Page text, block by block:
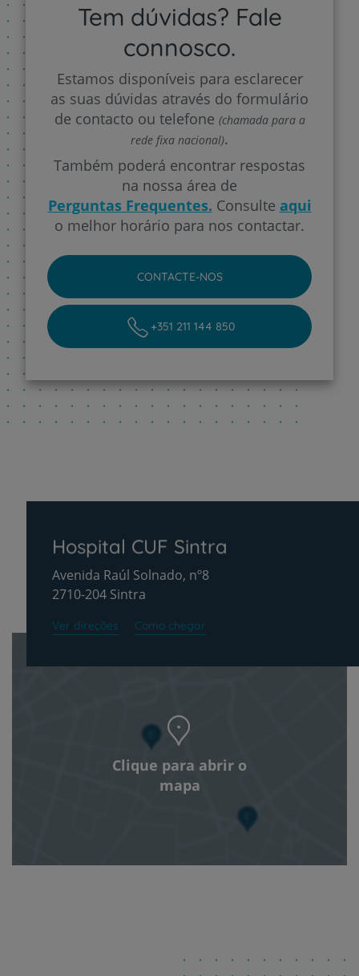
Tem dúvidas? Fale
connosco.
Estamos disponíveis para esclarecer
as suas dúvidas através do formulário
de contacto ou telefone (chamada para a
rede fixa nacional).
Também poderá encontrar respostas
na nossa área de
Perguntas Frequentes. Consulte aqui
o melhor horário para nos contactar.
CONTACTE-NOS
+351 211 144 850
Hospital CUF Sintra
Avenida Raúl Solnado, nº8
2710-204 Sintra
Ver direções Como chegar
Clique para abrir o
mapa